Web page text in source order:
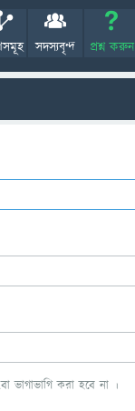
সদস্যবৃন্দ প্রশ্ন করুন
ভাগাভাগি করা হবে না ।